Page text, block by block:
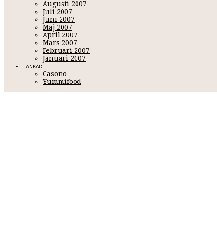
Augusti 2007
Juli 2007
Juni 2007
Maj 2007
April 2007
Mars 2007
Februari 2007
Januari 2007
LÄNKAR
Casono
Yummifood